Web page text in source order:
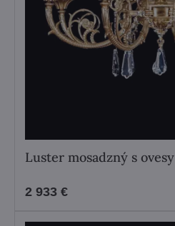
Luster mosadzný s ovesy
2 933 €